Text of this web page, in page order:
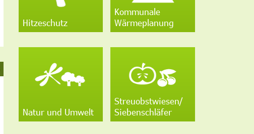
Hitzeschutz
Kommunale
Wärmeplanung
Natur und Umwelt
Streuobstwiesen/
Siebenschläfer